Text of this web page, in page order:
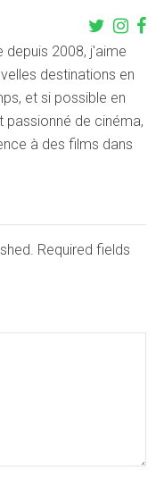
2008, j'aime
destinations en
et si possible en
passionné de cinéma,
à des films dans
Required fields